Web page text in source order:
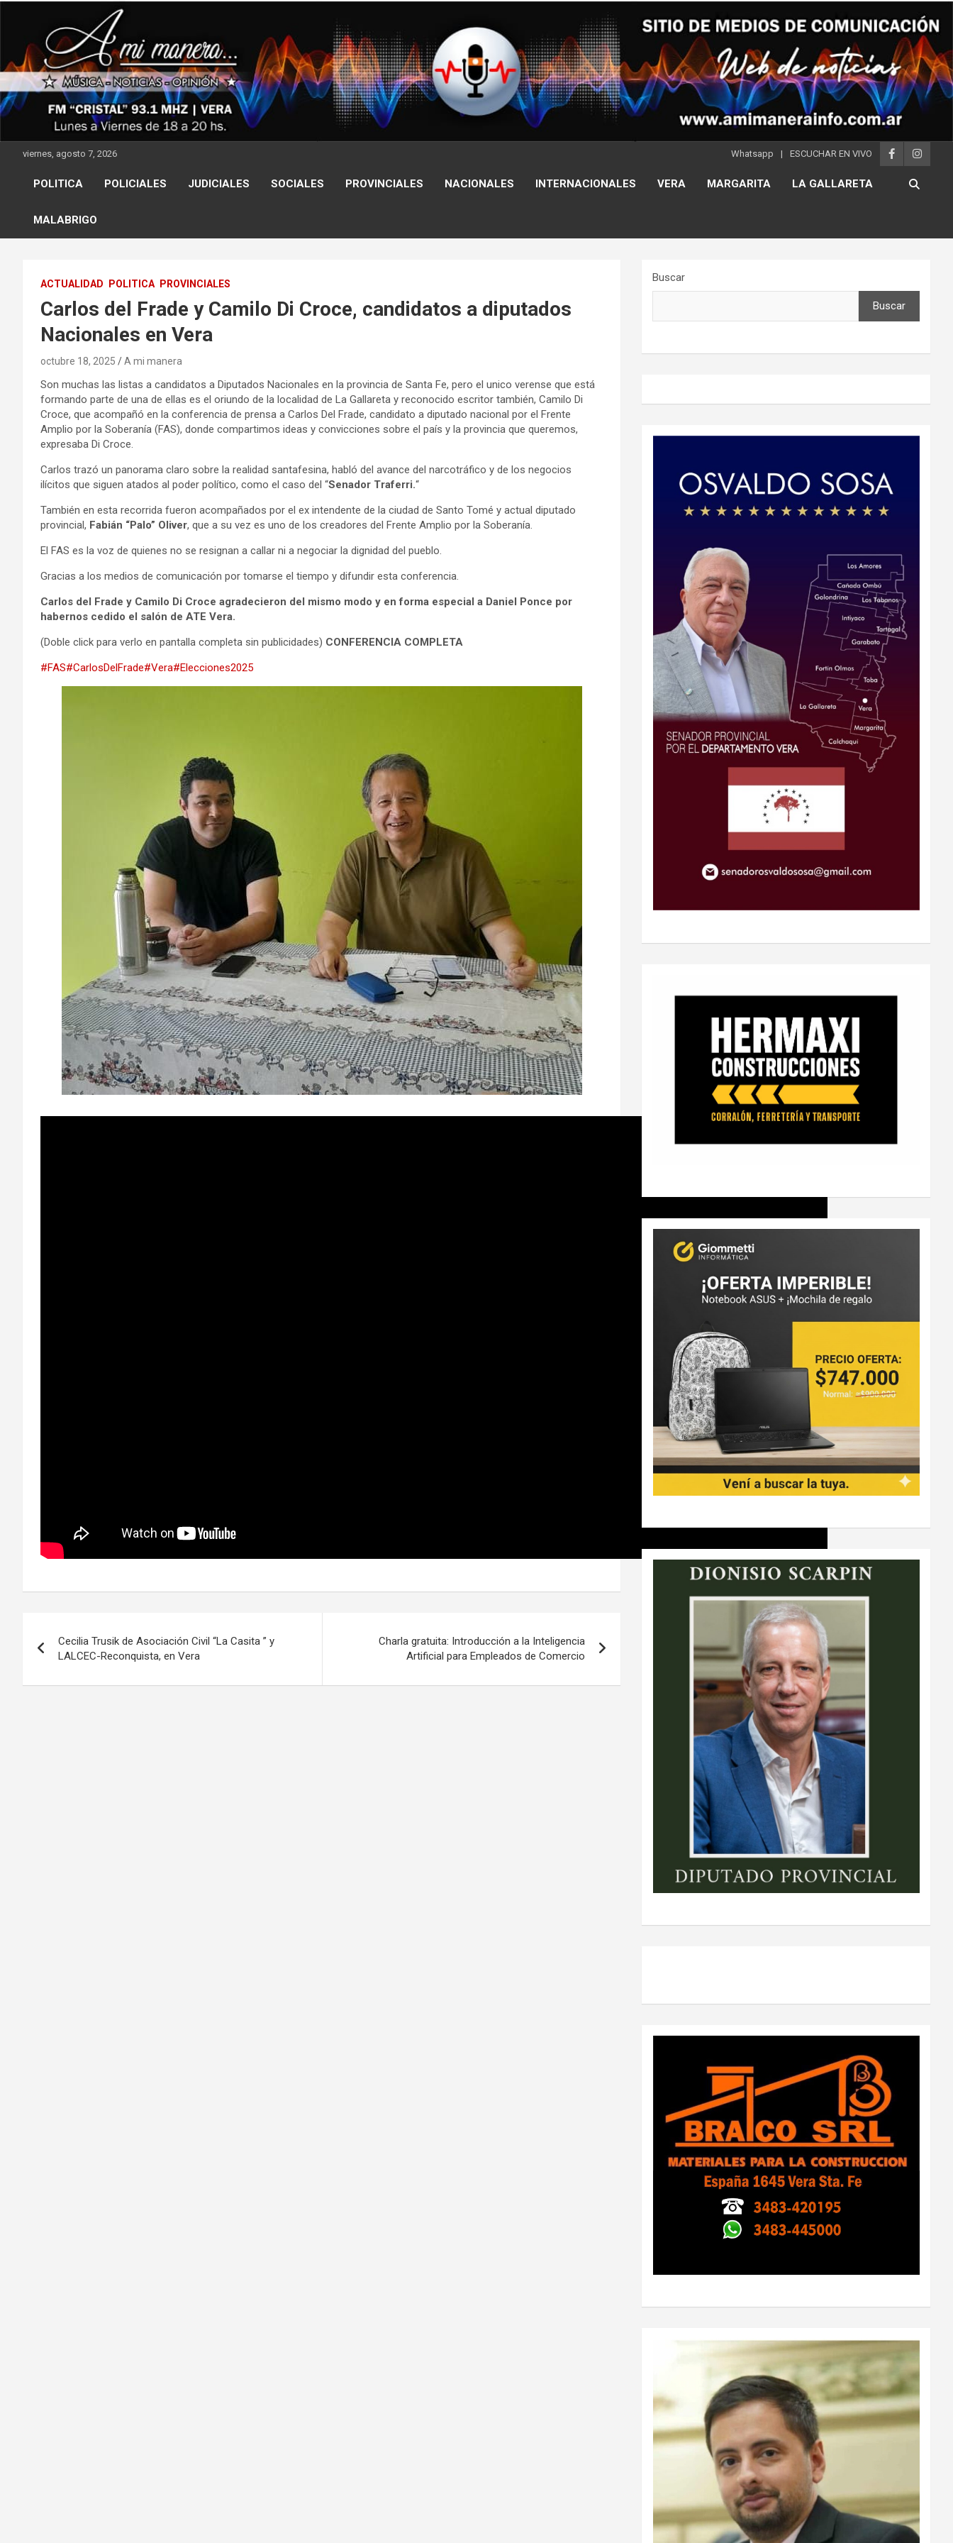
Skip
viernes, agosto 7, 2026 Whatsapp ESCUCHAR EN VIVO
POLITICA POLICIALES JUDICIALES SOCIALES PROVINCIALES NACIONALES INTERNACIONALES VERA MARGARITA LA GALLARETA
MALABRIGO
ACTUALIDAD POLITICA PROVINCIALES
Carlos del Frade y Camilo Di Croce, candidatos a diputados
Nacionales en Vera
octubre 18, 2025 A mi manera
Son muchas las listas a candidatos a Diputados Nacionales en la provincia de Santa Fe, pero el unico verense que está
formando parte de una de ellas es el oriundo de la localidad de La Gallareta y reconocido escritor también, Camilo Di
Croce, que acompañó en la conferencia de prensa a Carlos Del Frade, candidato a diputado nacional por el Frente
Amplio por la Soberanía (FAS), donde compartimos ideas y convicciones sobre el país y la provincia que queremos,
expresaba Di Croce.
Carlos trazó un panorama claro sobre la realidad santafesina, habló del avance del narcotráfico y de los negocios
ilícitos que siguen atados al poder político, como el caso del “Senador Traferri.“
También en esta recorrida fueron acompañados por el ex intendente de la ciudad de Santo Tomé y actual diputado
provincial, Fabián “Palo” Oliver, que a su vez es uno de los creadores del Frente Amplio por la Soberanía.
El FAS es la voz de quienes no se resignan a callar ni a negociar la dignidad del pueblo.
Gracias a los medios de comunicación por tomarse el tiempo y difundir esta conferencia.
Carlos del Frade y Camilo Di Croce agradecieron del mismo modo y en forma especial a Daniel Ponce por
habernos cedido el salón de ATE Vera.
(Doble click para verlo en pantalla completa sin publicidades) CONFERENCIA COMPLETA
#FAS#CarlosDelFrade#Vera#Elecciones2025
de
entradas
Cecilia Trusik de Asociación Civil “La Casita ” y
LALCEC-Reconquista, en Vera
Charla gratuita: Introducción a la Inteligencia
Artificial para Empleados de Comercio
Buscar
Buscar